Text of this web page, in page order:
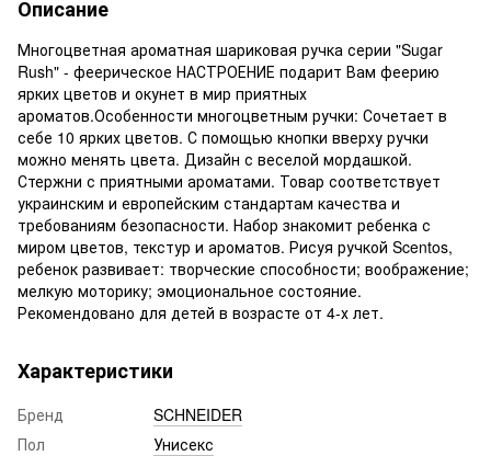
Описание
Многоцветная ароматная шариковая ручка серии "Sugar
Rush" - феерическое НАСТРОЕНИЕ подарит Вам феерию
ярких цветов и окунет в мир приятных
ароматов.Особенности многоцветным ручки: Сочетает в
себе 10 ярких цветов. С помощью кнопки вверху ручки
можно менять цвета. Дизайн с веселой мордашкой.
Стержни с приятными ароматами. Товар соответствует
украинским и европейским стандартам качества и
требованиям безопасности. Набор знакомит ребенка с
миром цветов, текстур и ароматов. Рисуя ручкой Scentos,
ребенок развивает: творческие способности; воображение;
мелкую моторику; эмоциональное состояние.
Рекомендовано для детей в возрасте от 4-х лет.
Характеристики
Бренд
SCHNEIDER
Пол
Унисекс